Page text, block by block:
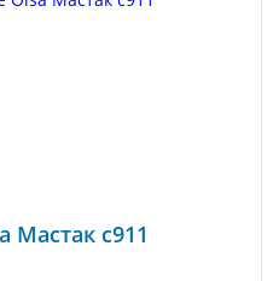
Мастак с911